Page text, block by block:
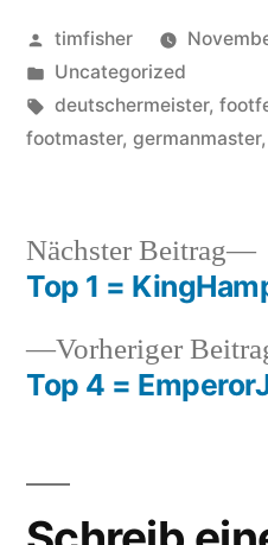
Veröffentlicht
von
timfisher
Veröffentlicht
in
Uncategorized
Schlagwörter:
deutschermeister,
footmaster, germanmaster,
Vorheriger
Top 4 =
Nächster Beitrag
Top 1 =